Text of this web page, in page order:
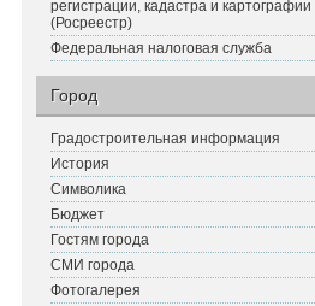
регистрации, кадастра и картографии
(Росреестр)
Федеральная налоговая служба
Город
Градостроительная информация
История
Символика
Бюджет
Гостям города
СМИ города
Фотогалерея